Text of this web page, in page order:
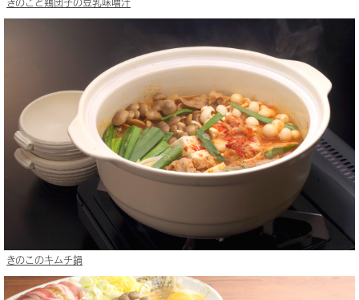
きのこと鶏団子の豆乳味噌汁
きのこのキムチ鍋